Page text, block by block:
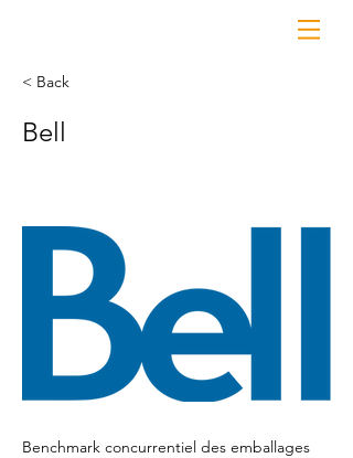
< Back
Bell
Benchmark concurrentiel des emballages